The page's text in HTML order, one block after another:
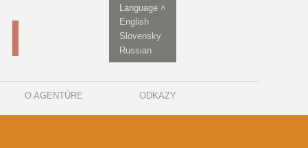
Language ˄
English
Slovensky
Russian
O AGENTÚRE ODKAZY